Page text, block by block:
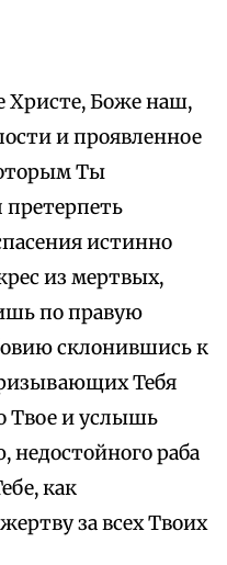
Христе, Боже наш,
и проявленное
Ты
претерпеть
истинно
из мертвых,
по правую
склонившись к
Тебя
Твое и услышь
раба
как
за всех Твоих